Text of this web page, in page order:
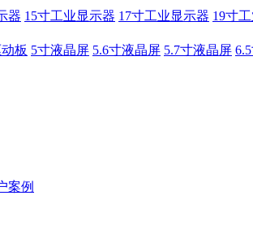
器 15寸工业显示器 17寸工业显示器 19寸
板 5寸液晶屏 5.6寸液晶屏 5.7寸液晶屏
案例